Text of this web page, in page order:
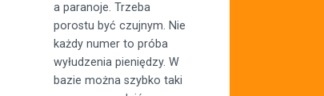
a paranoje. Trzeba
porostu być czujnym. Nie
każdy numer to próba
wyłudzenia pieniędzy. W
bazie można szybko taki